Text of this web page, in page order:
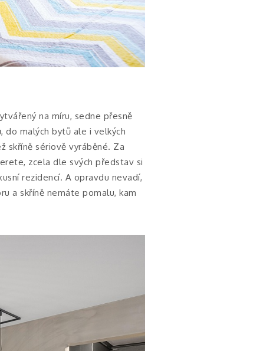
na míru, sedne přesně
do malých bytů ale i velkých
skříně sériově vyráběné. Za
zcela dle svých představ si
rezidencí. A opravdu nevadí,
a skříně nemáte pomalu, kam